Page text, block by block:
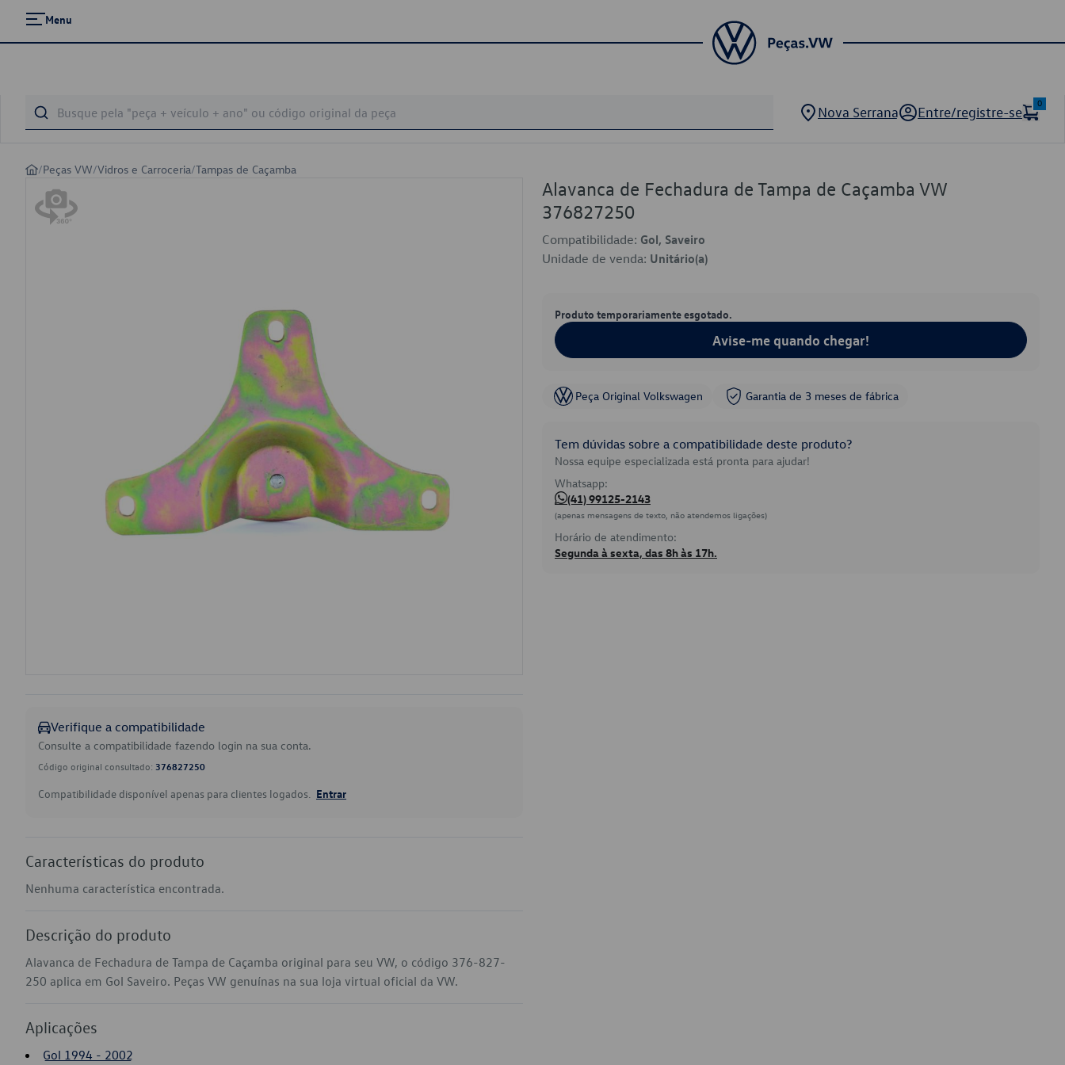
Menu
Nova Serrana Entre/registre-se
0
/Peças VW/Vidros e Carroceria/Tampas de Caçamba
Verifique a compatibilidade
Consulte a compatibilidade fazendo login na sua conta.
Código original consultado: 376827250
Compatibilidade disponível apenas para clientes logados. Entrar
Características do produto
Nenhuma característica encontrada.
Descrição do produto
Alavanca de Fechadura de Tampa de Caçamba original para seu VW, o código 376-827-
250 aplica em Gol Saveiro. Peças VW genuínas na sua loja virtual oficial da VW.
Aplicações
Gol 1994 - 2002
Alavanca de Fechadura de Tampa de Caçamba VW
376827250
Compatibilidade: Gol, Saveiro
Unidade de venda: Unitário(a)
Produto temporariamente esgotado.
Avise-me quando chegar!
Peça Original Volkswagen Garantia de 3 meses de fábrica
Tem dúvidas sobre a compatibilidade deste produto?
Nossa equipe especializada está pronta para ajudar!
Whatsapp:
(41) 99125-2143
(apenas mensagens de texto, não atendemos ligações)
Horário de atendimento:
Segunda à sexta, das 8h às 17h.